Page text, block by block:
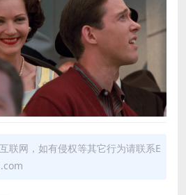
联网，如有侵权等其它行为请联系E